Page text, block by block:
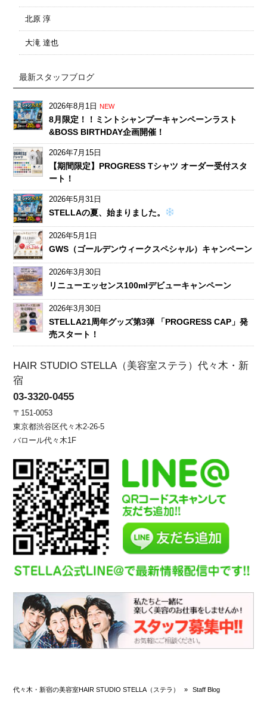
北原 淳
大滝 達也
最新スタッフブログ
2026年8月1日 NEW
8月限定！！ミントシャンプーキャンペーンラスト
&BOSS BIRTHDAY企画開催！
2026年7月15日
【期間限定】PROGRESS Tシャツ オーダー受付スタ
ート！
2026年5月31日
STELLAの夏、始まりました。
2026年5月1日
GWS（ゴールデンウィークスペシャル）キャンペーン
2026年3月30日
リニューエッセンス100mlデビューキャンペーン
2026年3月30日
STELLA21周年グッズ第3弾 「PROGRESS CAP」発
売スタート！
HAIR STUDIO STELLA（美容室ステラ）代々木・新
宿
03-3320-0455
〒151-0053
東京都渋谷区代々木2-26-5
バロール代々木1F
代々木・新宿の美容室HAIR STUDIO STELLA（ステラ） » Staff Blog